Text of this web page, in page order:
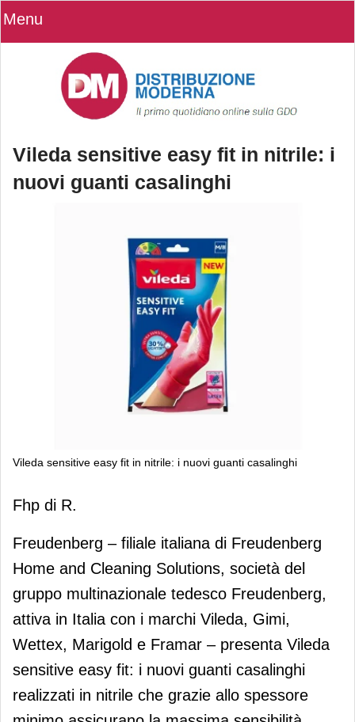
Menu
Vileda sensitive easy fit in nitrile: i
nuovi guanti casalinghi
Vileda sensitive easy fit in nitrile: i nuovi guanti casalinghi
Vileda sensitive easy fit in nitrile: i
nuovi guanti casalinghi
Fhp di R.
Freudenberg – filiale italiana di Freudenberg
Home and Cleaning Solutions, società del
gruppo multinazionale tedesco Freudenberg,
attiva in Italia con i marchi Vileda, Gimi,
Wettex, Marigold e Framar – presenta Vileda
sensitive easy fit: i nuovi guanti casalinghi
realizzati in nitrile che grazie allo spessore